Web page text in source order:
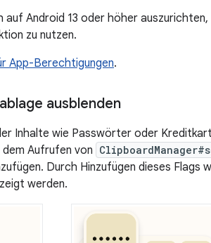
Android 13 oder höher
zu nutzen.
App-Berechtigungen.
ausblenden
Inhalte wie Passwörter oder
Aufrufen von
Durch Hinzufügen dieses Flags
werden.